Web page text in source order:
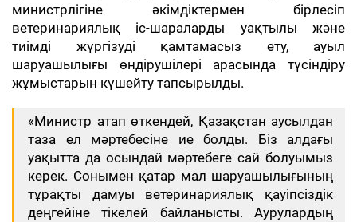
министрлігіне әкімдіктермен бірлесіп
ветеринариялық іс-шараларды уақтылы және
тиімді жүргізуді қамтамасыз ету, ауыл
шаруашылығы өндірушілері арасында түсіндіру
жұмыстарын күшейту тапсырылды.
«Министр атап өткендей, Қазақстан аусылдан
таза ел мәртебесіне ие болды. Біз алдағы
уақытта да осындай мәртебеге сай болуымыз
керек. Сонымен қатар мал шаруашылығының
тұрақты дамуы ветеринариялық қауіпсіздік
деңгейіне тікелей байланысты. Аурулардың